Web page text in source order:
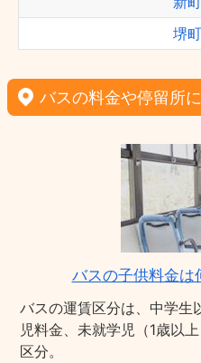
堺
バスの料金や停留所
バスの子供料金は
バスの運賃区分は、中学生
児料金、未就学児（1歳以
区分。